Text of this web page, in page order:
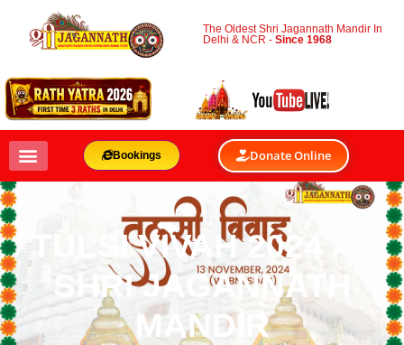
The Oldest Shri Jagannath Mandir In
Delhi & NCR -Since 1968
Bookings Donate Online
TULSI VIVAH 2024 AT
SHRI JAGANNATH
MANDIR